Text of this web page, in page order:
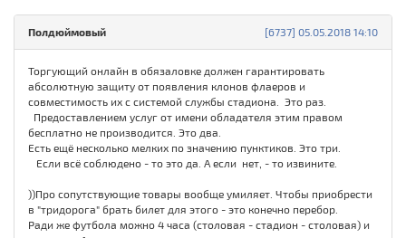
[6737] 05.05.2018 14:10
Полдюймовый
Торгующий онлайн в обязаловке должен гарантировать
абсолютную защиту от появления клонов флаеров и
совместимость их с системой службы стадиона. Это раз.
Предоставлением услуг от имени обладателя этим правом
бесплатно не производится. Это два.
Есть ещё несколько мелких по значению пунктиков. Это три.
Если всё соблюдено - то это да. А если нет, - то извините.
))Про сопутствующие товары вообще умиляет. Чтобы приобрести
в "тридорога" брать билет для этого - это конечно перебор.
Ради же футбола можно 4 часа (столовая - стадион - столовая) и